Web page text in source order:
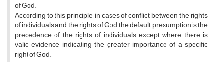
of God.
According to this principle, in cases of conflict between the rights
of individuals and the rights of God, the default presumption is the
precedence of the rights of individuals, except where there is
valid evidence indicating the greater importance of a specific
right of God.